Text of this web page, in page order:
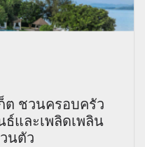
ต ชวนครอบครัว
และเพลิดเพลิน
นตัว